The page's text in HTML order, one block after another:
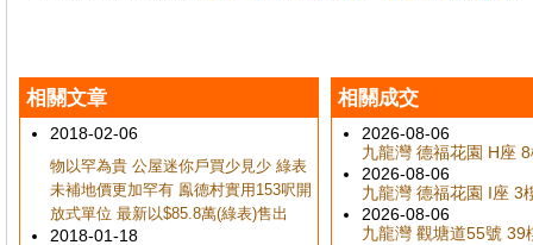
相關文章
2018-02-06
物以罕為貴 公屋迷你戶買少見少 綠表
未補地價更加罕有 鳯德村實用153呎開
放式單位 最新以$85.8萬(綠表)售出
2018-01-18
相關成交
2026-08-06
九龍灣 德福花園 H座
2026-08-06
九龍灣 德福花園 I座 3
2026-08-06
九龍灣 觀塘道55號 39